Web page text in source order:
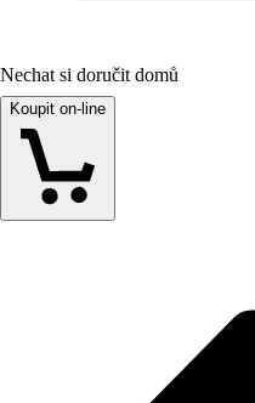
Nechat si doručit domů
Koupit on-line